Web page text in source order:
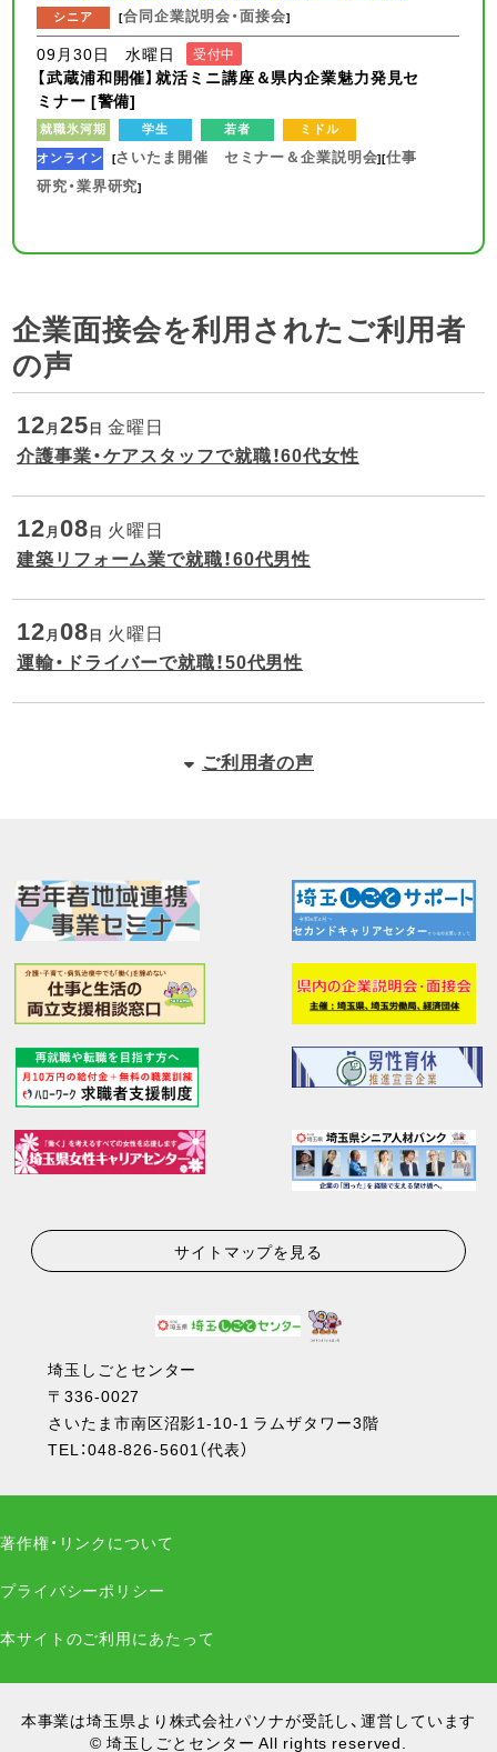
シニア [合同企業説明会・面接会]
09月30日 水曜日 受付中
【武蔵浦和開催】就活ミニ講座＆県内企業魅力発見セ
ミナー [警備]
就職氷河期 学生 若者
ミドル
オンライン [さいたま開催 セミナー＆企業説明会][仕事
研究・業界研究]
企業面接会を利用されたご利用者
の声
12月25日 金曜日
介護事業・ケアスタッフで就職！60代女性
12月 08日 火曜日
建築リフォーム業で就職！60代男性
12月 08日 火曜日
運輸・ドライバーで就職！50代男性
ご利用者の声
サイトマップを見る
埼玉しごとセンター
〒336-0027
さいたま市南区沼影1-10-1 ラムザタワー3階
TEL：048-826-5601（代表）
著作権・リンクについて
プライバシーポリシー
本サイトのご利用にあたって
本事業は埼玉県より株式会社パソナが受託し、運営しています
© 埼玉しごとセンター All rights reserved.